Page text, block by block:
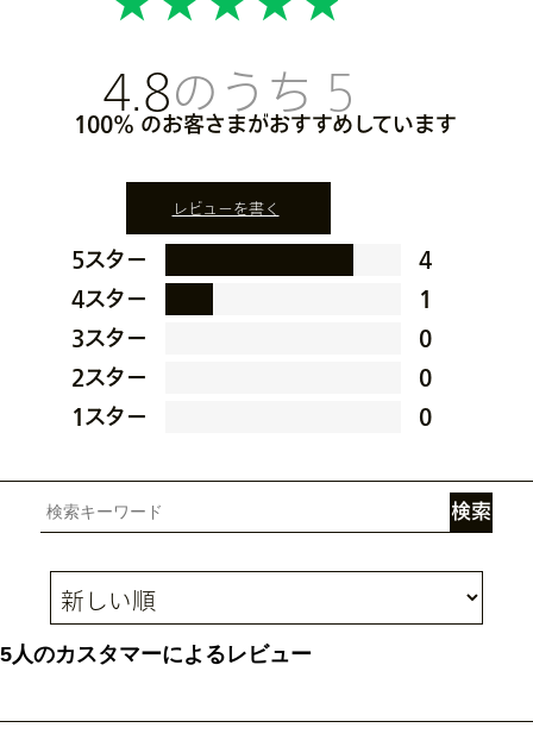
5スター
4
4スター
1
3スター
0
2スター
0
1スター
0
4.8
レビューを書く
100%
5人のカスタマーによるレビュー